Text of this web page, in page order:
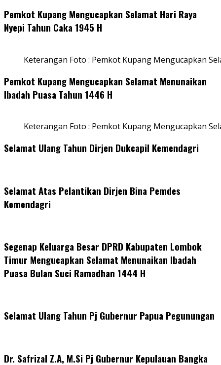
Pemkot Kupang Mengucapkan Selamat Hari Raya
Nyepi Tahun Caka 1945 H
Keterangan Foto : Pemkot Kupang Mengucapkan
Pemkot Kupang Mengucapkan Selamat Menunaikan
Ibadah Puasa Tahun 1446 H
Keterangan Foto : Pemkot Kupang Mengucapkan
Selamat Ulang Tahun Dirjen Dukcapil Kemendagri
Selamat Atas Pelantikan Dirjen Bina Pemdes
Kemendagri
Segenap Keluarga Besar DPRD Kabupaten Lombok
Timur Mengucapkan Selamat Menunaikan Ibadah
Puasa Bulan Suci Ramadhan 1444 H
Selamat Ulang Tahun Pj Gubernur Papua Pegunungan
Dr. Safrizal Z.A, M.Si Pj Gubernur Kepulauan Bangka